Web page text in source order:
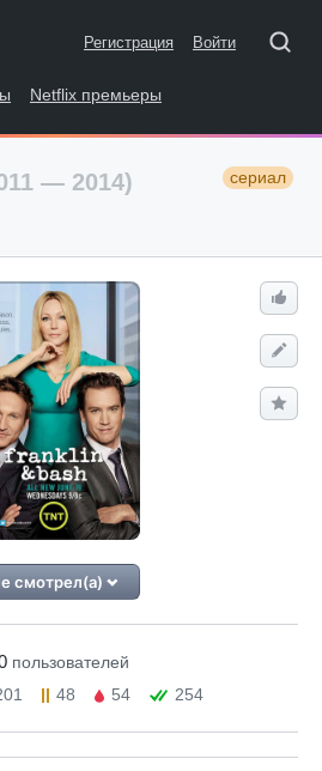
Регистрация Войти
Netflix премьеры
— 2014) сериал
смотрел(а)
пользователей
48 54 254